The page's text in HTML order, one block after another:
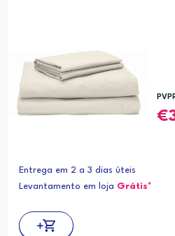
Entrega em 2 a 3 dias úteis
Levantamento em loja Grátis*